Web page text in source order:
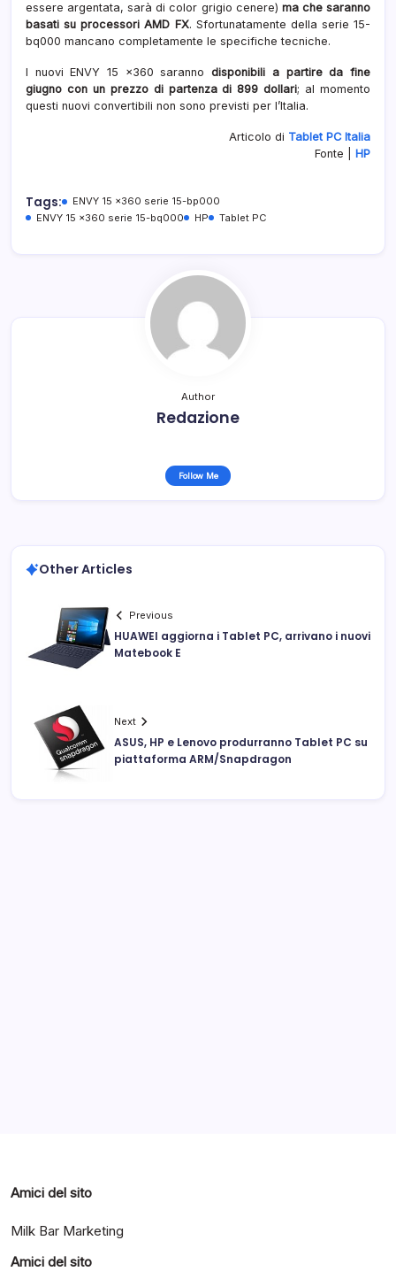
essere argentata, sarà di color grigio cenere) ma che saranno
basati su processori AMD FX. Sfortunatamente della serie 15-
bq000 mancano completamente le specifiche tecniche.
I nuovi ENVY 15 x360 sarannodisponibili a partire da fine
giugno con un prezzo di partenza di 899 dollari; al momento
questi nuovi convertibili non sono previsti per l’Italia.
Articolo di Tablet PC Italia
Fonte | HP
Tags:
ENVY 15 x360 serie 15-bp000
ENVY 15 x360 serie 15-bq000
HP Tablet PC
Author
Redazione
Follow Me
Other Articles
Previous
HUAWEI aggiorna i Tablet PC, arrivano i nuovi
Matebook E
Next
ASUS, HP e Lenovo produrranno Tablet PC su
piattaforma ARM/Snapdragon
Amici del sito
Milk Bar Marketing
Amici del sito